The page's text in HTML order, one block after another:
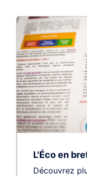
L'Éco en
Découvrez